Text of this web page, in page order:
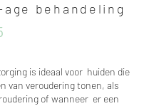
behandeling
is ideaal voor huiden die
van veroudering tonen, als
of wanneer er een